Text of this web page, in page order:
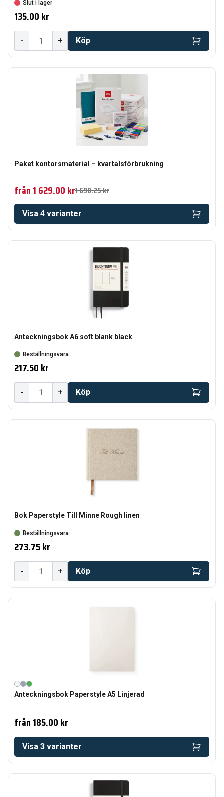
Slut i lager
135.00 kr
- + Köp
Paket kontorsmaterial – kvartalsförbrukning
från1 629.00 kr1 690.25 kr
Visa 4 varianter
Anteckningsbok A6 soft blank black
Beställningsvara
217.50 kr
- + Köp
Bok Paperstyle Till Minne Rough linen
Beställningsvara
273.75 kr
- + Köp
Anteckningsbok Paperstyle A5 Linjerad
från185.00 kr
Visa 3 varianter